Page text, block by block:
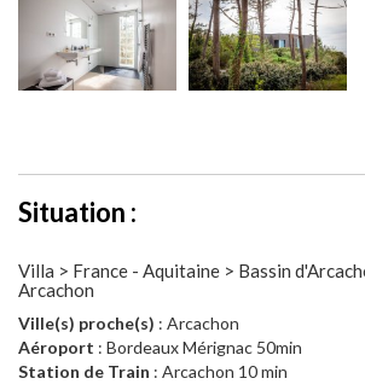
Situation :
Villa > France - Aquitaine > Bassin
Arcachon
Ville(s) proche(s) : Arcachon
Aéroport : Bordeaux Mérignac 50min
Station de Train : Arcachon 10 min